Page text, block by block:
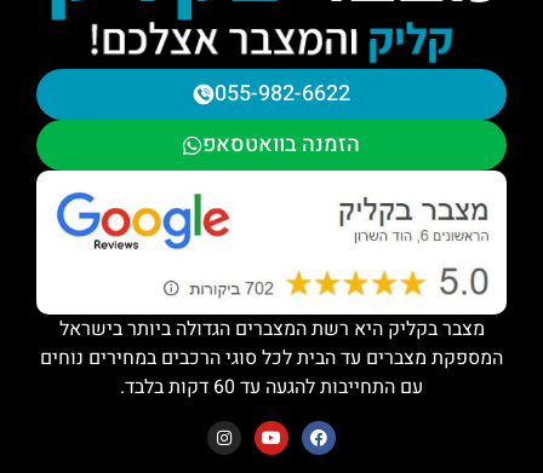
055-982-6622
הזמנה בוואטסאפ
מצבר בקליק היא רשת המצברים הגדולה ביותר בישראל
המספקת מצברים עד הבית לכל סוגי הרכבים במחירים נוחים
עם התחייבות להגעה עד 60 דקות בלבד.